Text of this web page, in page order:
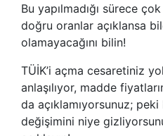
Bu yapılmadığı sürece
doğru oranlar açıklansa
olamayacağını bilin!
TÜİK’i açma cesaretiniz
anlaşılıyor, madde
da açıklamıyorsunuz;
değişimini niye